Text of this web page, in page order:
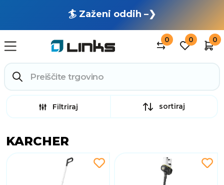
🏄 Zaženi oddih –❯
0 0 0
Filtriraj sortiraj
KARCHER